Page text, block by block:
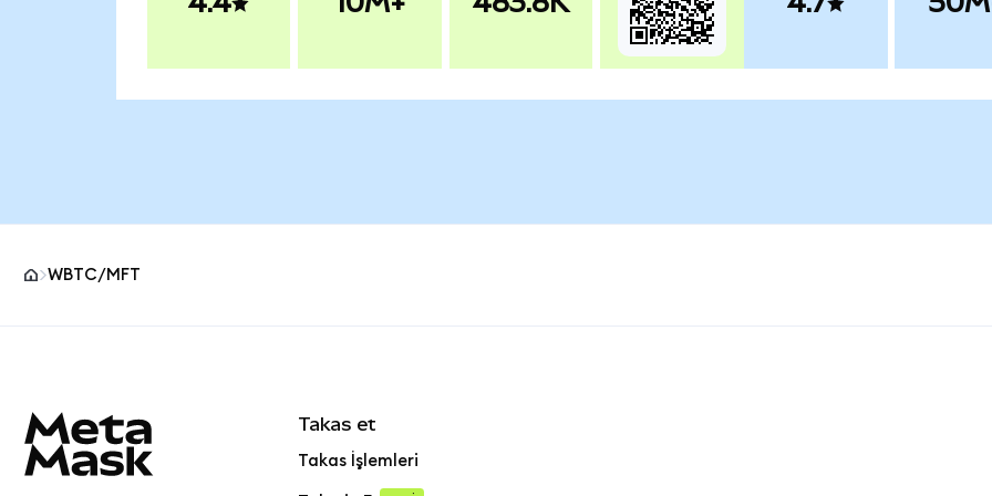
WBTC/MFT
Takas et
Takas İşlemleri